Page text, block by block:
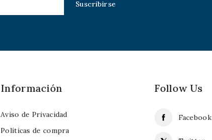
Información
Aviso de Privacidad
Políticas de compra
Follow Us
Facebook